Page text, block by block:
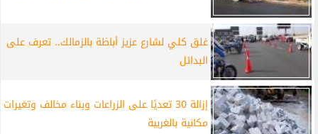
غلق كلي لشارع عزيز أباظة بالزمالك.. تعرف على
البدائل
إزالة 30 تعديًا على الزراعات وبناء مخالف وتغيرات
مكانية بالغربية